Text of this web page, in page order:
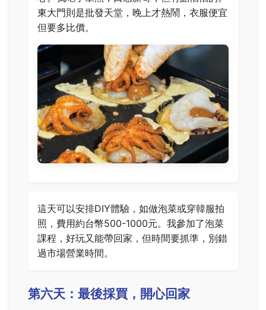
東大門則是批發天堂，晚上才熱鬧，衣服便宜
但要多比價。
這天可以安排DIY體驗，如做泡菜或穿韓服拍
照，費用約台幣500-1000元。我參加了泡菜
課程，好玩又能帶回家，但時間要抓準，別錯
過市場營業時間。
第六天：最後採買，開心回家